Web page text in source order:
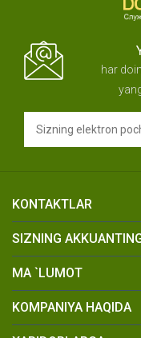
har
KONTAKTLAR
SIZNING
MA `LUMOT
KOMPANIYA HAQIDA